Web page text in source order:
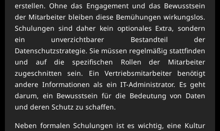
erstellen. Ohne das Engagement und das Bewusstsein
der Mitarbeiter bleiben diese Bemühungen wirkungslos.
Schulungen sind daher kein optionales Extra, sondern
ein unverzichtbarer Bestandteil der
Datenschutzstrategie. Sie müssen regelmäßig stattfinden
und auf die spezifischen Rollen der Mitarbeiter
zugeschnitten sein. Ein Vertriebsmitarbeiter benötigt
andere Informationen als ein IT-Administrator. Es geht
darum, ein Bewusstsein für die Bedeutung von Daten
und deren Schutz zu schaffen.
Neben formalen Schulungen ist es wichtig, eine Kultur